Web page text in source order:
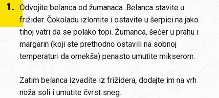
1. Odvojite belanca od žumanaca. Belanca stavite u
frižider. Čokoladu izlomite i ostavite u šerpici na jako
tihoj vatri da se polako topi. Žumanca, šećer u prahu i
margarin (koji ste prethodno ostavili na sobnoj
temperaturi da omekša) penasto umutite mikserom.
Zatim belanca izvadite iz frižidera, dodajte im na vrh
noža soli i umutite čvrst sneg.